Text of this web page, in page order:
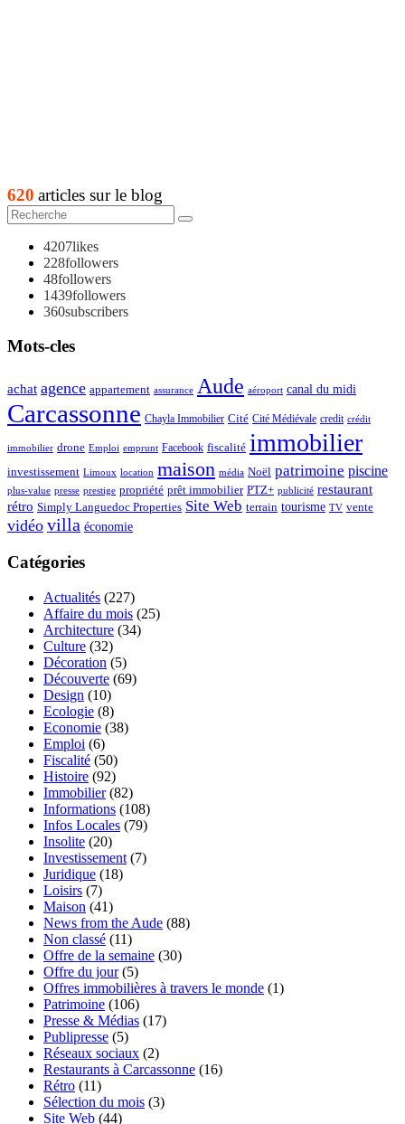
620 articles sur le blog
4207likes
228followers
48followers
1439followers
360subscribers
Mots-cles
achat agence appartement assurance Aude aéroport canal du midi
Carcassonne Chayla Immobilier Cité Cité Médiévale credit crédit
immobilier drone Emploi emprunt Facebook fiscalité immobilier
investissement Limoux location maison média Noël patrimoine piscine
plus-value presse prestige propriété prêt immobilier PTZ+ publicité restaurant
rétro Simply Languedoc Properties Site Web terrain tourisme TV vente
vidéo villa économie
Catégories
Actualités (227)
Affaire du mois (25)
Architecture (34)
Culture (32)
Décoration (5)
Découverte (69)
Design (10)
Ecologie (8)
Economie (38)
Emploi (6)
Fiscalité (50)
Histoire (92)
Immobilier(82)
Informations (108)
Infos Locales (79)
Insolite (20)
Investissement (7)
Juridique (18)
Loisirs (7)
Maison (41)
News from the Aude (88)
Non classé (11)
Offre de la semaine (30)
Offre du jour(5)
Offres immobilières à travers le monde (1)
Patrimoine (106)
Presse & Médias (17)
Publipresse (5)
Réseaux sociaux (2)
Restaurants à Carcassonne (16)
Rétro (11)
Sélection du mois (3)
Site Web (44)